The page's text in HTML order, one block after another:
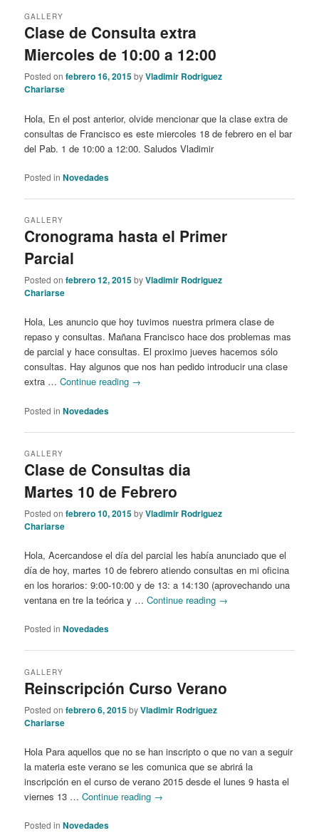
Clase de Consulta extra
Miercoles de 10:00 a 12:00
GALLERY
Posted onfebrero 16, 2015byVladimir Rodriguez
Chariarse
Hola, En el post anterior, olvide mencionar que la clase extra de
consultas de Francisco es este miercoles 18 de febrero en el bar
del Pab. 1 de 10:00 a 12:00. Saludos Vladimir
Posted in Novedades
Cronograma hasta el Primer
Parcial
GALLERY
Posted onfebrero 12, 2015byVladimir Rodriguez
Chariarse
Hola, Les anuncio que hoy tuvimos nuestra primera clase de
repaso y consultas. Mañana Francisco hace dos problemas mas
de parcial y hace consultas. El proximo jueves hacemos sólo
consultas. Hay algunos que nos han pedido introducir una clase
extra …Continue reading →
Posted in Novedades
Clase de Consultas dia
Martes 10 de Febrero
GALLERY
Posted onfebrero 10, 2015byVladimir Rodriguez
Chariarse
Hola, Acercandose el día del parcial les había anunciado que el
día de hoy, martes 10 de febrero atiendo consultas en mi oficina
en los horarios: 9:00-10:00 y de 13: a 14:130 (aprovechando una
ventana en tre la teórica y …Continue reading →
Posted in Novedades
Reinscripción Curso Verano
GALLERY
Posted onfebrero 6, 2015byVladimir Rodriguez
Chariarse
Hola Para aquellos que no se han inscripto o que no van a seguir
la materia este verano se les comunica que se abrirá la
inscripción en el curso de verano 2015 desde el lunes 9 hasta el
viernes 13 …Continue reading →
Posted in Novedades